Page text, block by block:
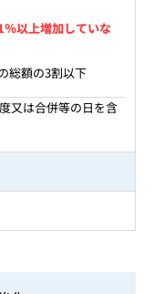
以上増加していな
総額の3割以下
又は合併等の日を含